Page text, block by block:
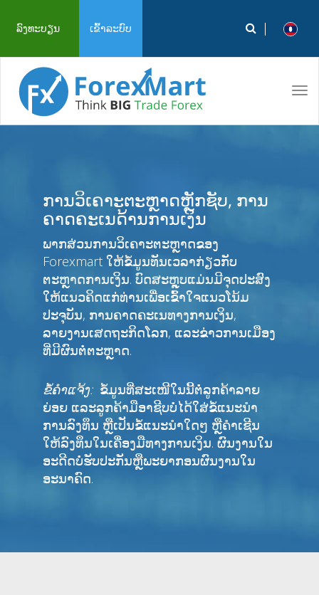
ລົງທະບຽນ ເຂົ້າລະບົບ
ການວິເຄາະຕະຫຼາດຫຼັກຊັບ, ການ
ຄາດຄະເນດ້ານການເງິນ
ພາກສ່ວນການວິເຄາະຕະຫຼາດຂອງ
Forexmart ໃຫ້ຂໍ້ມູນທັນເວລາກ່ຽວກັບ
ຕະຫຼາດການເງິນ. ບົດສະຫຼຸບແມ່ນມີຈຸດປະສົງ
ໃຫ້ແນວຄິດແກ່ທ່ານເພື່ອເຂົ້າໃຈແນວໂນ້ມ
ປະຈຸບັນ, ການຄາດຄະເນທາງການເງິນ,
ລາຍງານເສດຖະກິດໂລກ, ແລະຂ່າວການເມືອງ
ທີ່ມີຜົນຕໍ່ຕະຫຼາດ.
ຂໍ້ຄໍາແຈ້ງ: ຂໍ້ມູນທີ່ສະເໜີໃນນີ້ຕໍ່ລູກຄ້າລາຍ
ຍ່ອຍ ແລະລູກຄ້າມືອາຊີບບໍ່ໄດ້ໃສ່ຂໍ້ແນະນຳ
ການລົງທຶນ ຫຼືເປັນຂໍ້ແນະນຳໃດໆ ຫຼືຄໍາເຊີນ
ໃຫ້ລົງທຶນໃນເຄື່ອງມືທາງການເງິນ. ຜົນງານໃນ
ອະດີດບໍ່ຮັບປະກັນຫຼືພະຍາກອນຜົນງານໃນ
ອະນາຄົດ.